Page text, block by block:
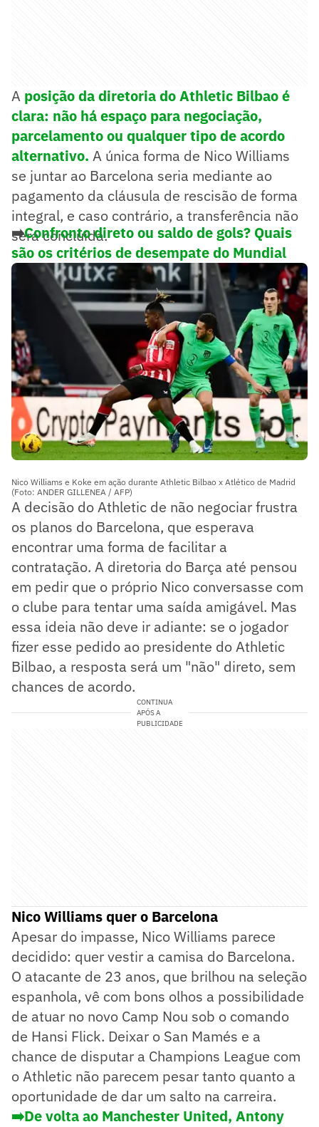
A posição da diretoria do Athletic Bilbao é
clara: não há espaço para negociação,
parcelamento ou qualquer tipo de acordo
alternativo. A única forma de Nico Williams
se juntar ao Barcelona seria mediante ao
pagamento da cláusula de rescisão de forma
integral, e caso contrário, a transferência não
será concluída.
➡️Confronto direto ou saldo de gols? Quais
são os critérios de desempate do Mundial
Nico Williams e Koke em ação durante Athletic Bilbao x Atlético de Madrid
(Foto: ANDER GILLENEA / AFP)
A decisão do Athletic de não negociar frustra
os planos do Barcelona, que esperava
encontrar uma forma de facilitar a
contratação. A diretoria do Barça até pensou
em pedir que o próprio Nico conversasse com
o clube para tentar uma saída amigável. Mas
essa ideia não deve ir adiante: se o jogador
fizer esse pedido ao presidente do Athletic
Bilbao, a resposta será um "não" direto, sem
chances de acordo.
CONTINUA
APÓS A
PUBLICIDADE
Nico Williams quer o Barcelona
Apesar do impasse, Nico Williams parece
decidido: quer vestir a camisa do Barcelona.
O atacante de 23 anos, que brilhou na seleção
espanhola, vê com bons olhos a possibilidade
de atuar no novo Camp Nou sob o comando
de Hansi Flick. Deixar o San Mamés e a
chance de disputar a Champions League com
o Athletic não parecem pesar tanto quanto a
oportunidade de dar um salto na carreira.
➡️De volta ao Manchester United, Antony